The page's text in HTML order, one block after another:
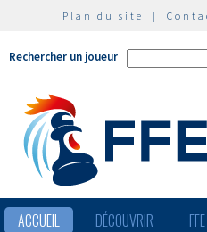
Plan du site |
Rechercher un joueur
ACCUEIL DÉCOUVRIR FFE